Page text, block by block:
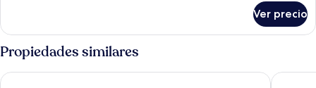
triple
familiar
Ver precio
Propiedades similares
Green Hoteis Hotel